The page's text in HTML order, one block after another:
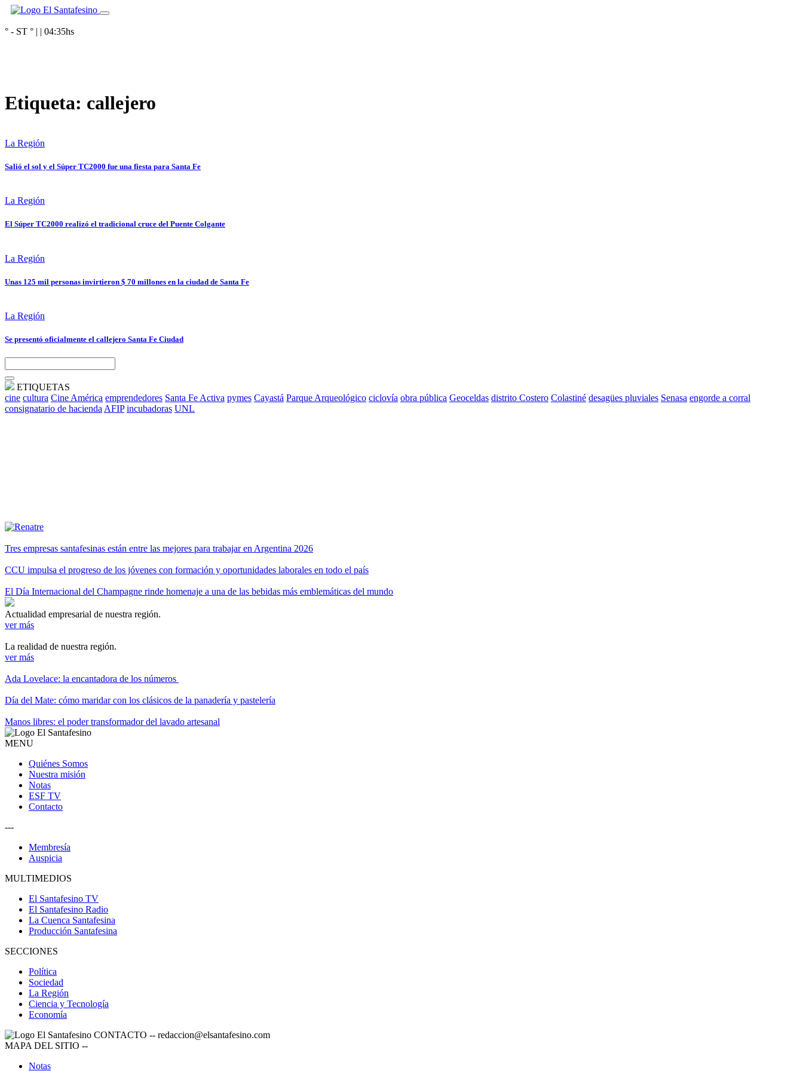
° - ST ° | | 04:35hs
Etiqueta: callejero
La Región
Salió el sol y el Súper TC2000 fue una fiesta para Santa Fe
La Región
El Súper TC2000 realizó el tradicional cruce del Puente Colgante
La Región
Unas 125 mil personas invirtieron $ 70 millones en la ciudad de Santa Fe
La Región
Se presentó oficialmente el callejero Santa Fe Ciudad
ETIQUETAS
cine cultura Cine América emprendedores Santa Fe Activa pymes Cayastá Parque Arqueológico ciclovía obra pública Geoceldas distrito Costero Colastiné desagües pluviales Senasa engorde a corral
consignatario de hacienda AFIP incubadoras UNL
Tres empresas santafesinas están entre las mejores para trabajar en Argentina 2026
CCU impulsa el progreso de los jóvenes con formación y oportunidades laborales en todo el país
El Día Internacional del Champagne rinde homenaje a una de las bebidas más emblemáticas del mundo
Actualidad empresarial de nuestra región.
ver más
La realidad de nuestra región.
ver más
Ada Lovelace: la encantadora de los números
Día del Mate: cómo maridar con los clásicos de la panadería y pastelería
Manos libres: el poder transformador del lavado artesanal
MENU
Quiénes Somos
Nuestra misión
Notas
ESF TV
Contacto
---
Membresía
Auspicia
MULTIMEDIOS
El Santafesino TV
El Santafesino Radio
La Cuenca Santafesina
Producción Santafesina
SECCIONES
Política
Sociedad
La Región
Ciencia y Tecnología
Economía
CONTACTO -- redaccion@elsantafesino.com
MAPA DEL SITIO --
Notas